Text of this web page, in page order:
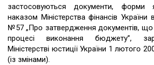
застосовуються документи, форми
наказом Міністерства фінансів України
№57 „Про затвердження документів,
процесі виконання бюджету”,
Міністерстві юстиції України 1 лютого
(із змінами).